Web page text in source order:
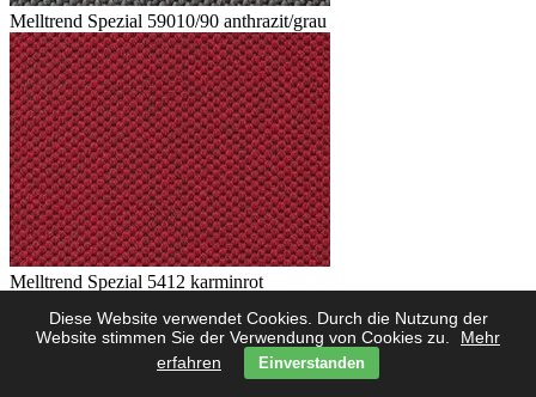
Diese Website verwendet Cookies. Durch die Nutzung der
Website stimmen Sie der Verwendung von Cookies zu.
Mehr
erfahren
Einverstanden
Melltrend Spezial 59010/90 anthrazit/grau
Melltrend Spezial 5412 karminrot